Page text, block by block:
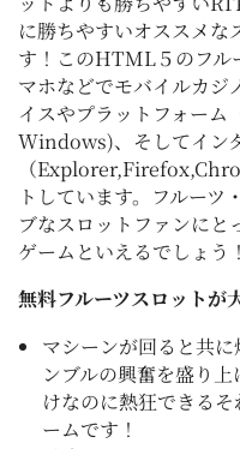
に勝ちやすいオススメな
す！このHTML５のフル
マホなどでモバイルカジ
イスやプラットフォー
Windows)、そしてイン
（
トしています。フルーツ
ブなスロットファンにと
ゲームといえるでしょう！
無料フルーツスロットが
マシーンが回ると共
ンブルの興奮を盛り
けなのに熱狂できる
ームです！